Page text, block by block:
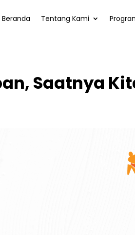
Beranda Tentang Kami
Saatnya